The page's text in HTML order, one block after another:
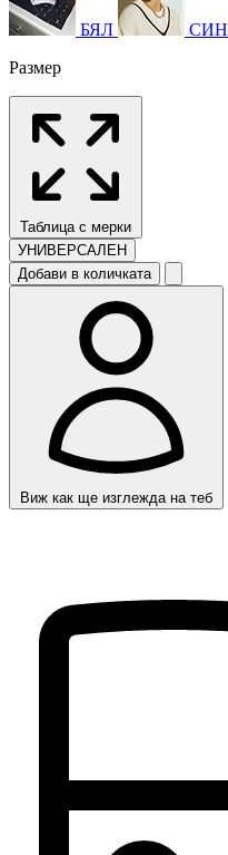
БЯЛ СИН
Размер
Таблица с мерки
УНИВЕРСАЛЕН
Добави в количката
Виж как ще изглежда на теб